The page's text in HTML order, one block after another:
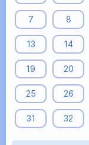
7 8
13 14
19 20
25 26
31 32